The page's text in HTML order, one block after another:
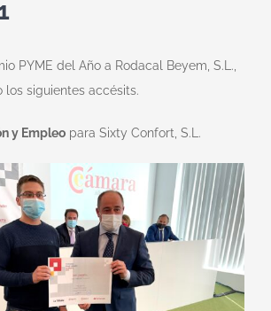
PYME del Año a Rodacal Beyem, S.L.,
los siguientes accésits.
y Empleo para Sixty Confort, S.L.